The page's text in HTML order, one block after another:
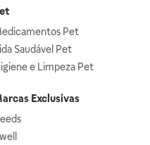
Pet
Saudável Pet
e Limpeza Pet
Exclusivas